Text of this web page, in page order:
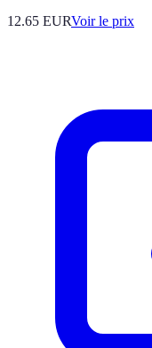
12.65 EURVoir le prix